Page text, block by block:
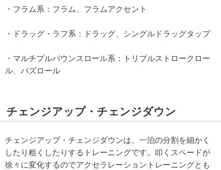
・フラム系：フラム、フラムアクセント
・ドラッグ・ラフ系：ドラッグ、シングルドラッグタップ
・マルチプルバウンスロール系：トリプルストロークロー
ル、バズロール
チェンジアップ・チェンジダウン
チェンジアップ・チェンジダウンは、一泊の分割を細かく
したり粗くしたりするトレーニングです。叩くスペードが
徐々に変化するのでアクセラレーショントレーニングとも